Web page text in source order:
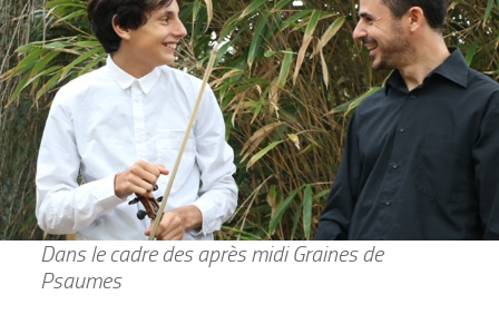
Dans le cadre des après midi Graines de
Psaumes